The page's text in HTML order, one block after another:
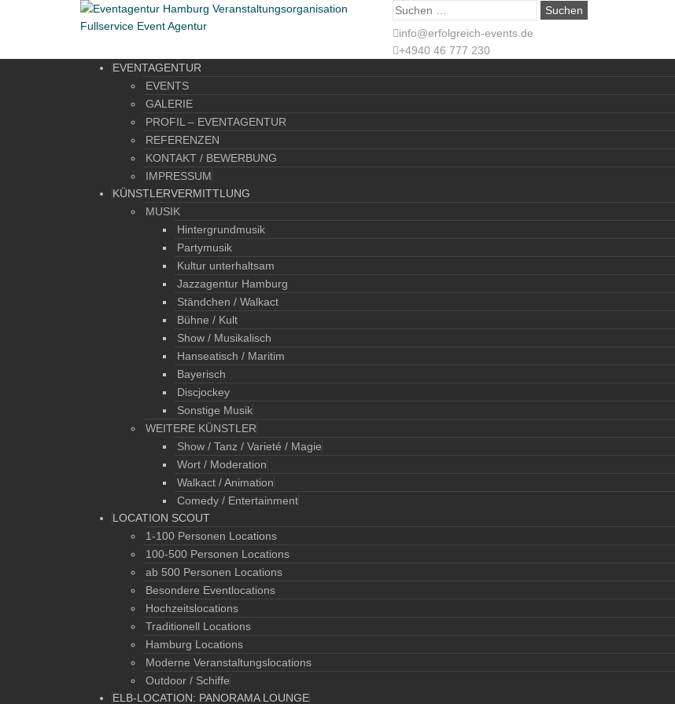
Suche
info@erfolgreich-events.de
+4940 46 777 230
EVENTAGENTUR
EVENTS
GALERIE
PROFIL – EVENTAGENTUR
REFERENZEN
KONTAKT / BEWERBUNG
IMPRESSUM
KÜNSTLERVERMITTLUNG
MUSIK
Hintergrundmusik
Partymusik
Kultur unterhaltsam
Jazzagentur Hamburg
Ständchen / Walkact
Bühne / Kult
Show / Musikalisch
Hanseatisch / Maritim
Bayerisch
Discjockey
Sonstige Musik
WEITERE KÜNSTLER
Show / Tanz / Varieté / Magie
Wort / Moderation
Walkact / Animation
Comedy / Entertainment
LOCATION SCOUT
1-100 Personen Locations
100-500 Personen Locations
ab 500 Personen Locations
Besondere Eventlocations
Hochzeitslocations
Traditionell Locations
Hamburg Locations
Moderne Veranstaltungslocations
Outdoor / Schiffe
ELB-LOCATION: PANORAMA LOUNGE